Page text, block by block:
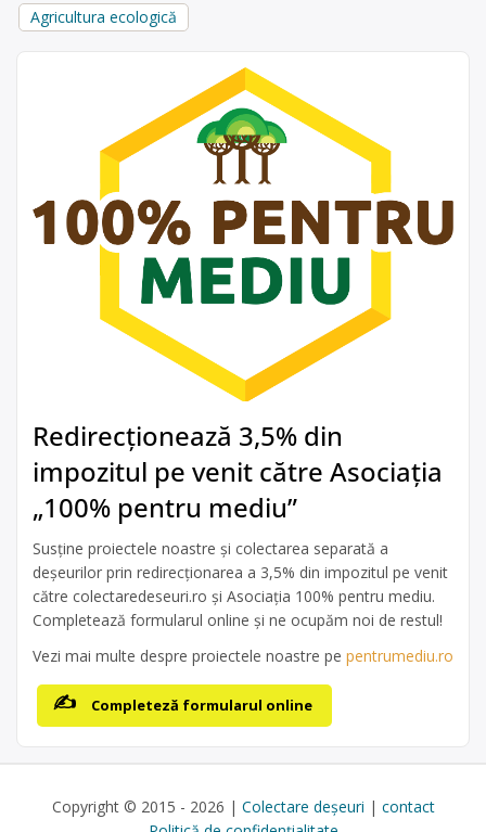
Agricultura ecologică
Redirecționează 3,5% din
impozitul pe venit către Asociația
„100% pentru mediu”
Susține proiectele noastre și colectarea separată a
deșeurilor prin redirecționarea a 3,5% din impozitul pe venit
către colectaredeseuri.ro și Asociația 100% pentru mediu.
Completează formularul online și ne ocupăm noi de restul!
Vezi mai multe despre proiectele noastre pe pentrumediu.ro
Completeză formularul online
Copyright © 2015 - 2026 | Colectare deșeuri | contact